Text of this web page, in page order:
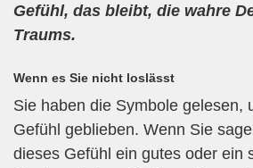
Gefühl, das bleibt, die wahre
Traums.
Wenn es Sie nicht loslässt
Sie haben die Symbole gelesen,
Gefühl geblieben. Wenn Sie
dieses Gefühl ein gutes oder ein